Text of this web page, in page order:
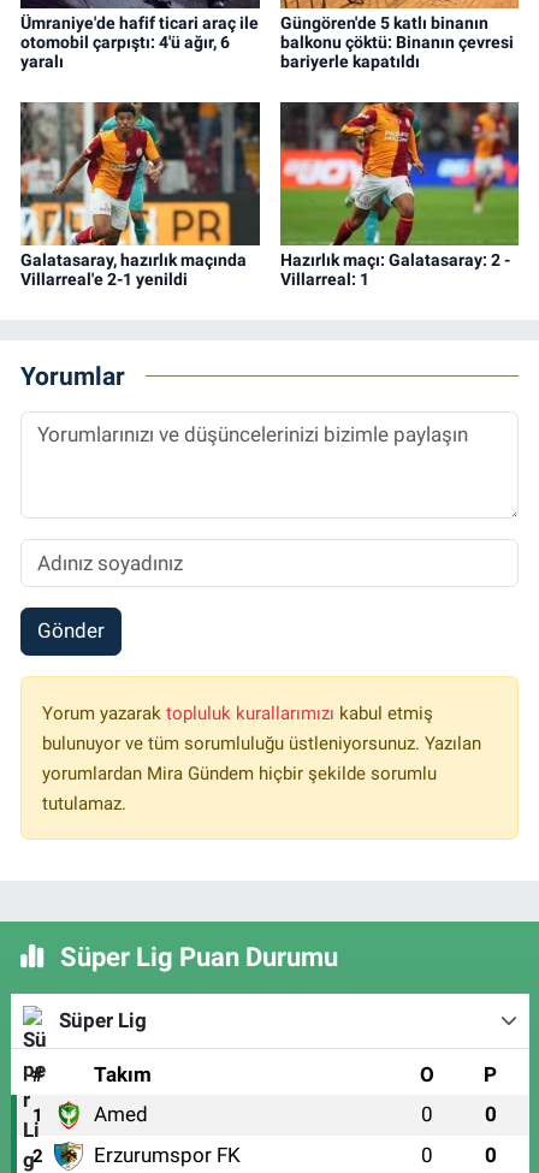
Ümraniye'de hafif ticari araç ile
otomobil çarpıştı: 4'ü ağır, 6
yaralı
Güngören'de 5 katlı binanın
balkonu çöktü: Binanın çevresi
bariyerle kapatıldı
Galatasaray, hazırlık maçında
Villarreal'e 2-1 yenildi
Hazırlık maçı: Galatasaray: 2 -
Villarreal: 1
Yorumlar
Gönder
Yorum yazarak topluluk kurallarımızı kabul etmiş
bulunuyor ve tüm sorumluluğu üstleniyorsunuz. Yazılan
yorumlardan Mira Gündem hiçbir şekilde sorumlu
tutulamaz.
Süper Lig Puan Durumu
Süper Lig
# Takım O P
1 Amed 0 0
2 Erzurumspor FK 0 0